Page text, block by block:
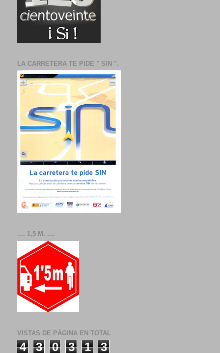
LA CARRETERA TE PIDE " SIN ".
.... 1,5 M. ....
VISTAS DE PÁGINA EN TOTAL
4 3 0 3 1 3